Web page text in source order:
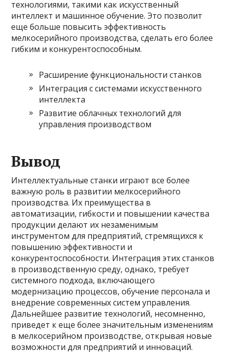
технологиями, такими как искусственный
интеллект и машинное обучение. Это позволит
еще больше повысить эффективность
мелкосерийного производства, сделать его более
гибким и конкурентоспособным.
Расширение функциональности станков
Интеграция с системами искусственного
интеллекта
Развитие облачных технологий для
управления производством
Вывод
Интеллектуальные станки играют все более
важную роль в развитии мелкосерийного
производства. Их преимущества в
автоматизации, гибкости и повышении качества
продукции делают их незаменимым
инструментом для предприятий, стремящихся к
повышению эффективности и
конкурентоспособности. Интеграция этих станков
в производственную среду, однако, требует
системного подхода, включающего
модернизацию процессов, обучение персонала и
внедрение современных систем управления.
Дальнейшее развитие технологий, несомненно,
приведет к еще более значительным изменениям
в мелкосерийном производстве, открывая новые
возможности для предприятий и инноваций.